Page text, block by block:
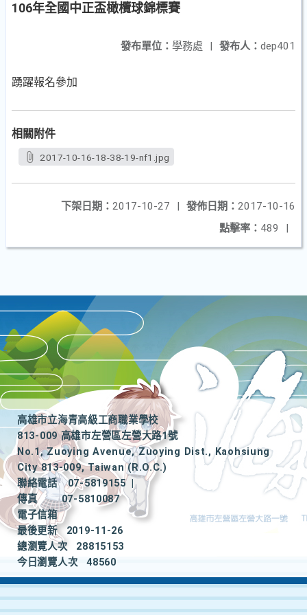
106年全國中正盃橄欖球錦標賽
發布人： dep401
發布單位： 學務處 |
踴躍報名參加
相關附件
2017-10-16-18-38-19-nf1.jpg
發佈日期： 2017-10-16
下架日期： 2017-10-27
|
點擊率： 489 |
高雄市立海青高級工商職業學校
813-009 高雄市左營區左營大路1號
No.1, Zuoying Avenue, Zuoying Dist., Kaohsiung
City 813-009, Taiwan (R.O.C.)
聯絡電話
07-5819155
|
傳真
07-5810087
電子信箱
最後更新
2019-11-26
總瀏覽人次
28815153
今日瀏覽人次
48560